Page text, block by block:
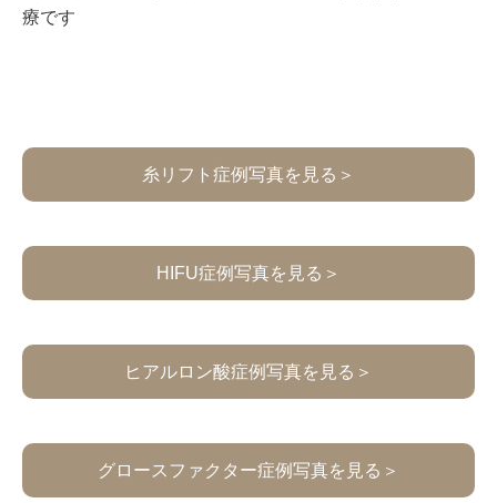
療です
糸リフト症例写真を見る＞
HIFU症例写真を見る＞
ヒアルロン酸症例写真を見る＞
グロースファクター症例写真を見る＞